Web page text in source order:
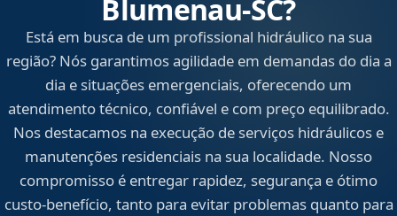
Blumenau‑SC?
Está em busca de um profissional hidráulico na sua
região? Nós garantimos agilidade em demandas do dia a
dia e situações emergenciais, oferecendo um
atendimento técnico, confiável e com preço equilibrado.
Nos destacamos na execução de serviços hidráulicos e
manutenções residenciais na sua localidade. Nosso
compromisso é entregar rapidez, segurança e ótimo
custo-benefício, tanto para evitar problemas quanto para